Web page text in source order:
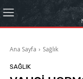
Ana Sayfa Sağlık
SAĞLIK